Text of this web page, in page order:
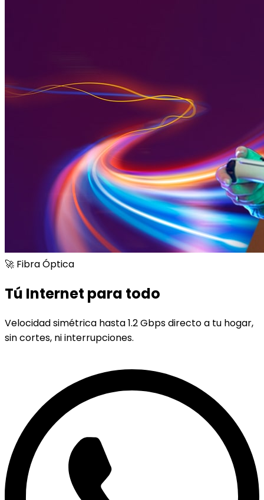
🚀 Fibra Óptica
Tú Internet para todo
Velocidad simétrica hasta 1.2 Gbps directo a tu hogar,
sin cortes, ni interrupciones.